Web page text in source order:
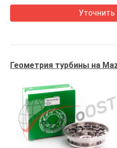
Уточнить
Геометрия турбины на